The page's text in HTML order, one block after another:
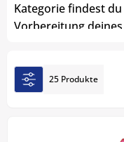
Kategorie findest
Vorbereitung
hin zu
sorgt für eine
erleichtert den
25 Produkte